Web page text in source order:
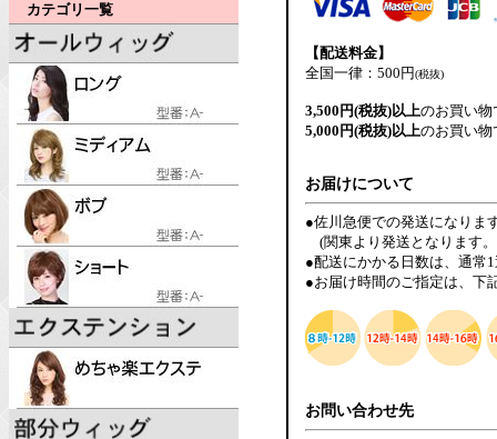
カテゴリ一覧
【配送料金】
全国一律：500円(税抜)
3,500円(税抜)以上のお買い物
5,000円(税抜)以上のお買い物
お届けについて
●佐川急便での発送になりま
(関東より発送となります
●配送にかかる日数は、通常
●お届け時間のご指定は、下
お問い合わせ先